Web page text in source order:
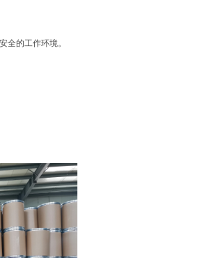
全的工作环境。